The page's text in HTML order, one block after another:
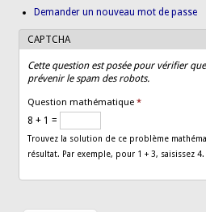
Demander un nouveau mot de passe
CAPTCHA
Cette question est posée pour vérifier
prévenir le spam des robots.
Question mathématique*
8 + 1 =
Trouvez la solution de ce problème
résultat. Par exemple, pour 1 + 3, saisissez 4.